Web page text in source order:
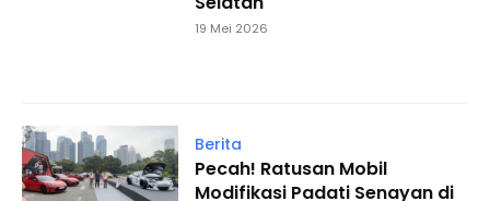
19 Mei 2026
Berita
Pecah! Ratusan Mobil
Modifikasi Padati Senayan di